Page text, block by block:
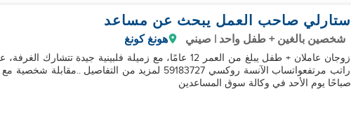
ستارلي صاحب العمل يبحث عن مساعد
شخصين بالغين + طفل واحد | صيني هونغ كونغ
زوجان عاملان + طفل يبلغ من العمر 12 عامًا، مع زميلة فلبينية جيدة
صباحًا يوم الأحد في وكالة سوق المساعدين